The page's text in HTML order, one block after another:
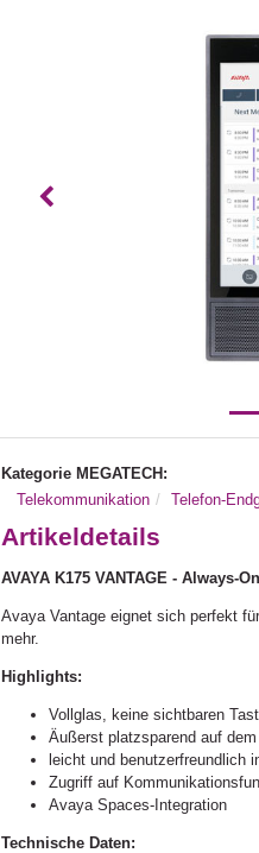
Vorheriges
Kategorie MEGATECH:
Telekommunikation
Telefon-
Artikeldetails
AVAYA K175 VANTAGE - Always-
Avaya Vantage eignet sich perfekt
mehr.
Highlights:
Vollglas, keine sichtbaren
Äußerst platzsparend auf
leicht und benutzerfreundlich
Zugriff auf
Avaya Spaces-Integration
Technische Daten: